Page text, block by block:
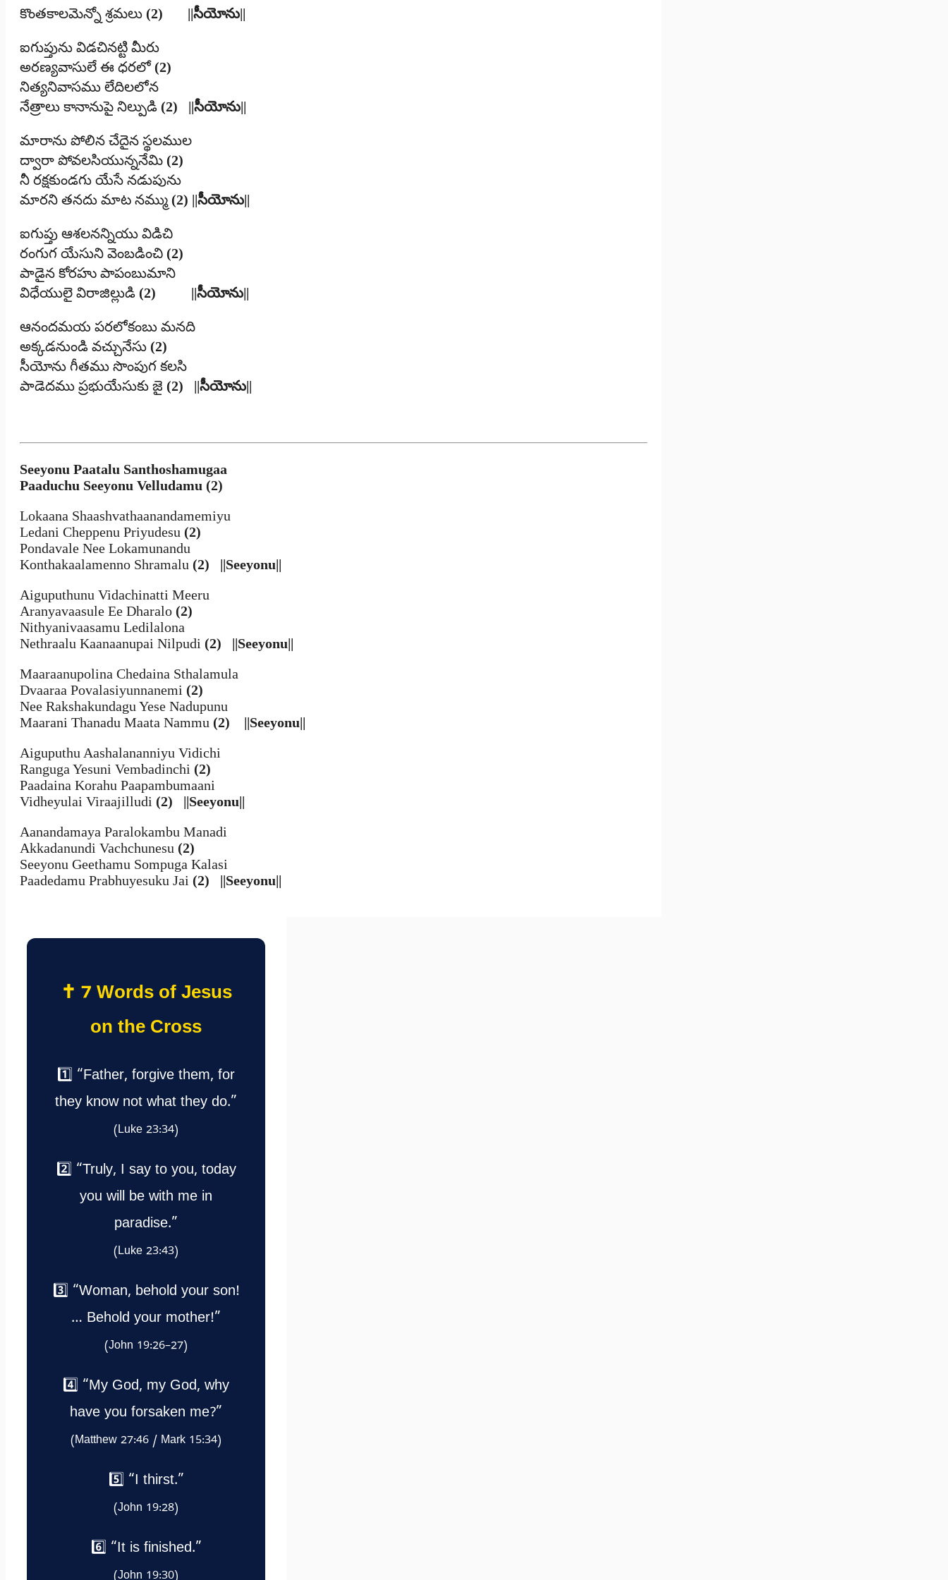
కొంతకాలమెన్నో శ్రమలు (2) ||సీయోను||
ఐగుప్తును విడచినట్టి మీరు
అరణ్యవాసులే ఈ ధరలో (2)
నిత్యనివాసము లేదిలలోన
నేత్రాలు కానానుపై నిల్పుడి (2) ||సీయోను||
మారాను పోలిన చేదైన స్థలముల
ద్వారా పోవలసియున్ననేమి (2)
నీ రక్షకుండగు యేసే నడుపును
మారని తనదు మాట నమ్ము (2) ||సీయోను||
ఐగుప్తు ఆశలనన్నియు విడిచి
రంగుగ యేసుని వెంబడించి (2)
పాడైన కోరహు పాపంబుమాని
విధేయులై విరాజిల్లుడి (2) ||సీయోను||
ఆనందమయ పరలోకంబు మనది
అక్కడనుండి వచ్చునేసు (2)
సీయోను గీతము సొంపుగ కలసి
పాడెదము ప్రభుయేసుకు జై (2) ||సీయోను||
Seeyonu Paatalu Santhoshamugaa
Paaduchu Seeyonu Velludamu (2)
Lokaana Shaashvathaanandamemiyu
Ledani Cheppenu Priyudesu (2)
Pondavale Nee Lokamunandu
Konthakaalamenno Shramalu (2)
||Seeyonu||
Aiguputhunu Vidachinatti Meeru
Aranyavaasule Ee Dharalo (2)
Nithyanivaasamu Ledilalona
Nethraalu Kaanaanupai Nilpudi (2)
||Seeyonu||
Maaraanupolina Chedaina Sthalamula
Dvaaraa Povalasiyunnanemi (2)
Nee Rakshakundagu Yese Nadupunu
Maarani Thanadu Maata Nammu (2)
||Seeyonu||
Aiguputhu Aashalananniyu Vidichi
Ranguga Yesuni Vembadinchi (2)
Paadaina Korahu Paapambumaani
Vidheyulai Viraajilludi (2)
||Seeyonu||
Aanandamaya Paralokambu Manadi
Akkadanundi Vachchunesu (2)
Seeyonu Geethamu Sompuga Kalasi
Paadedamu Prabhuyesuku Jai (2) ||Seeyonu||
✝️ 7 Words of Jesus
on the Cross
1️⃣ “Father, forgive them, for
they know not what they do.”
(Luke 23:34)
2️⃣ “Truly, I say to you, today
you will be with me in
paradise.”
(Luke 23:43)
3️⃣ “Woman, behold your son!
… Behold your mother!”
(John 19:26–27)
4️⃣ “My God, my God, why
have you forsaken me?”
(Matthew 27:46 / Mark 15:34)
5️⃣ “I thirst.”
(John 19:28)
6️⃣ “It is finished.”
(John 19:30)